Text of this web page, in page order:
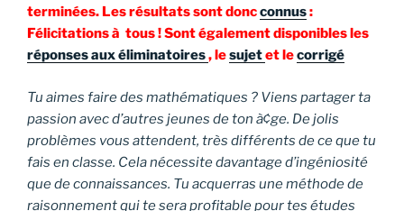
terminées. Les résultats sont doncconnus:
Félicitations à tous ! Sont également disponibles les
réponses aux éliminatoires, lesujetet lecorrigé
Tu aimes faire des mathématiques ? Viens partager ta
passion avec d’autres jeunes de ton à¢ge. De jolis
problèmes vous attendent, très différents de ce que tu
fais en classe. Cela nécessite davantage d’ingéniosité
que de connaissances. Tu acquerras une méthode de
raisonnement qui te sera profitable pour tes études